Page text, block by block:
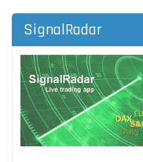
SignalRadar